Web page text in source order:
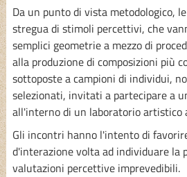
Da un punto di vista metodologico,
stregua di stimoli percettivi, che
semplici geometrie a mezzo di
alla produzione di composizioni più
sottoposte a campioni di individui,
selezionati, invitati a partecipare a
all'interno di un laboratorio artistico
Gli incontri hanno l'intento di
d'interazione volta ad individuare la
valutazioni percettive imprevedibili.